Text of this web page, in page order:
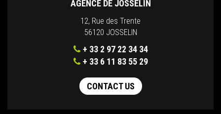
AGENCE DE JOSSELIN
12, Rue des Trente
56120 JOSSELIN
+ 33 2 97 22 34 34
+ 33 6 11 83 55 29
CONTACT US